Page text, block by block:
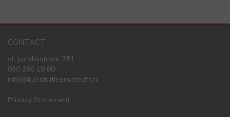
CONTACT
st. jacobsstraat 251
030 286 19 80
info@kunstuitleenutrecht.nl
Privacy Statement